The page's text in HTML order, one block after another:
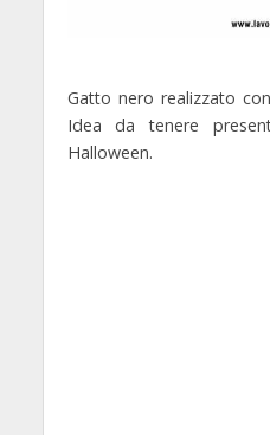
Gatto nero realizzato
Idea da tenere
Halloween.